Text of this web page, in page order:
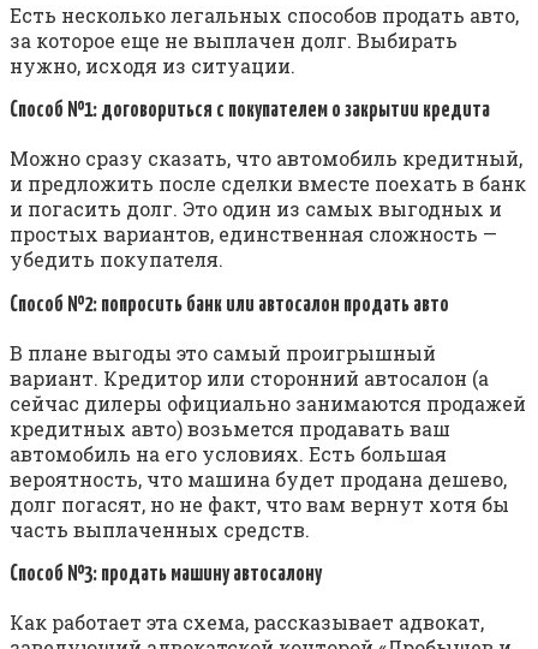
Есть несколько легальных способов продать авто,
за которое еще не выплачен долг. Выбирать
нужно, исходя из ситуации.
Способ №1: договориться с покупателем о закрытии кредита
Можно сразу сказать, что автомобиль кредитный,
и предложить после сделки вместе поехать в банк
и погасить долг. Это один из самых выгодных и
простых вариантов, единственная сложность —
убедить покупателя.
Способ №2: попросить банк или автосалон продать авто
В плане выгоды это самый проигрышный
вариант. Кредитор или сторонний автосалон (а
сейчас дилеры официально занимаются продажей
кредитных авто) возьмется продавать ваш
автомобиль на его условиях. Есть большая
вероятность, что машина будет продана дешево,
долг погасят, но не факт, что вам вернут хотя бы
часть выплаченных средств.
Способ №3: продать машину автосалону
Как работает эта схема, рассказывает адвокат,